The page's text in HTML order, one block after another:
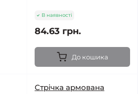
В наявності
84.63 грн.
До кошика
Стрічка армована